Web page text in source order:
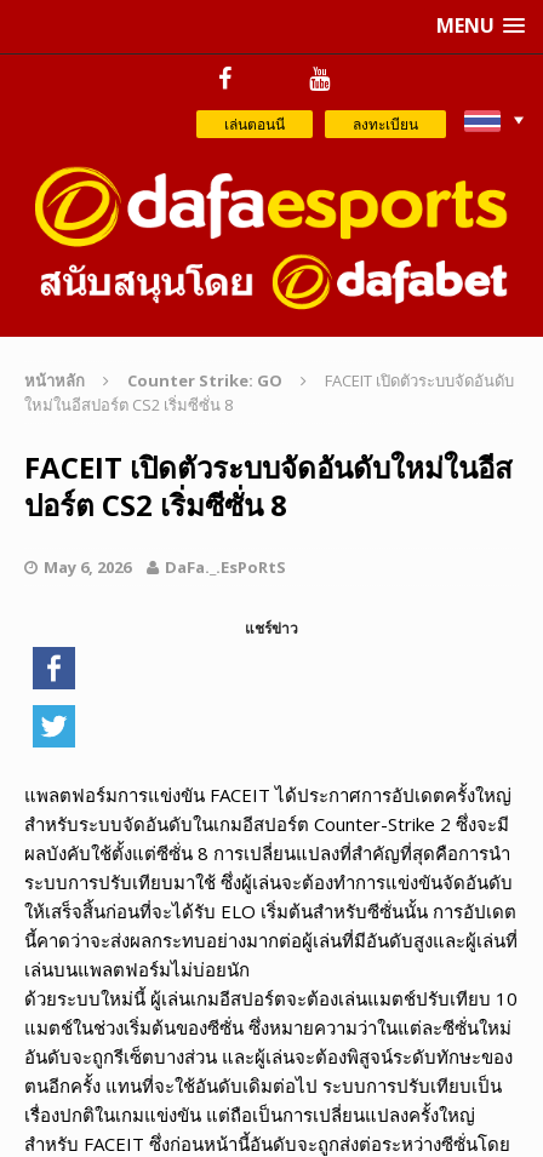
MENU
เล่นตอนนี ลงทะเบียน
หน้าหลัก Counter Strike: GO
FACEIT เปิดตัวระบบจัดอันดับ
ใหม่ในอีสปอร์ต CS2 เริ่มซีซั่น 8
FACEIT เปิดตัวระบบจัดอันดับใหม่ในอีส
ปอร์ต CS2 เริ่มซีซั่น 8
May 6, 2026 DaFa._.EsPoRtS
แชร์ข่าว
แพลตฟอร์มการแข่งขัน FACEIT ได้ประกาศการอัปเดตครั้งใหญ่
สำหรับระบบจัดอันดับในเกมอีสปอร์ต Counter-Strike 2 ซึ่งจะมี
ผลบังคับใช้ตั้งแต่ซีซั่น 8 การเปลี่ยนแปลงที่สำคัญที่สุดคือการนำ
ระบบการปรับเทียบมาใช้ ซึ่งผู้เล่นจะต้องทำการแข่งขันจัดอันดับ
ให้เสร็จสิ้นก่อนที่จะได้รับ ELO เริ่มต้นสำหรับซีซั่นนั้น การอัปเดต
นี้คาดว่าจะส่งผลกระทบอย่างมากต่อผู้เล่นที่มีอันดับสูงและผู้เล่นที่
เล่นบนแพลตฟอร์มไม่บ่อยนัก
ด้วยระบบใหม่นี้ ผู้เล่นเกมอีสปอร์ตจะต้องเล่นแมตช์ปรับเทียบ 10
แมตช์ในช่วงเริ่มต้นของซีซั่น ซึ่งหมายความว่าในแต่ละซีซั่นใหม่
อันดับจะถูกรีเซ็ตบางส่วน และผู้เล่นจะต้องพิสูจน์ระดับทักษะของ
ตนอีกครั้ง แทนที่จะใช้อันดับเดิมต่อไป ระบบการปรับเทียบเป็น
เรื่องปกติในเกมแข่งขัน แต่ถือเป็นการเปลี่ยนแปลงครั้งใหญ่
สำหรับ FACEIT ซึ่งก่อนหน้านี้อันดับจะถูกส่งต่อระหว่างซีซั่นโดย